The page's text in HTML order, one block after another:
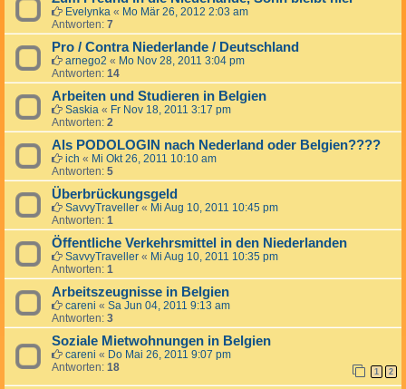
Evelynka « Mo Mär 26, 2012 2:03 am
Antworten: 7
Pro / Contra Niederlande / Deutschland
arnego2 « Mo Nov 28, 2011 3:04 pm
Antworten: 14
Arbeiten und Studieren in Belgien
Saskia « Fr Nov 18, 2011 3:17 pm
Antworten: 2
Als PODOLOGIN nach Nederland oder Belgien????
ich « Mi Okt 26, 2011 10:10 am
Antworten: 5
Überbrückungsgeld
SavvyTraveller « Mi Aug 10, 2011 10:45 pm
Antworten: 1
Öffentliche Verkehrsmittel in den Niederlanden
SavvyTraveller « Mi Aug 10, 2011 10:35 pm
Antworten: 1
Arbeitszeugnisse in Belgien
careni « Sa Jun 04, 2011 9:13 am
Antworten: 3
Soziale Mietwohnungen in Belgien
careni « Do Mai 26, 2011 9:07 pm
Antworten: 18 1 2